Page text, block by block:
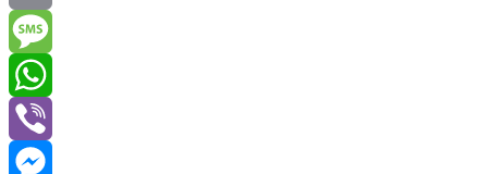
Email
Message
WhatsApp
Viber